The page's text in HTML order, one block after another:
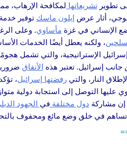
تطويرتشريعاتها لمكافحة الإرهاب،
أثار عرض إيلون ماسك توفير
الإنساني في غزة مأساوي. وعلى
، ولكنه يعطل أيضًا الخدمات
الإستراتيجية، والتي تشمل
إسرائيل. تعتبر هذه الأنفاق
النار، والتيرفضتها إسرائيل،
عليها التوصل إلى استجابة دولية
إن مشاركة دول مختلفة في الجهود
تساهم في خلق وضع مائع ومحفوف